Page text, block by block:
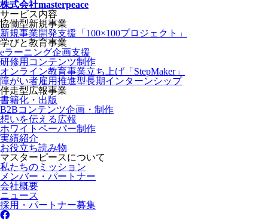
株式会社masterpeace
サービス内容
協働型新規事業
新規事業開発支援「100×100プロジェクト」
学びと教育事業
eラーニング企画支援
研修用コンテンツ制作
オンライン教育事業立ち上げ「StepMaker」
障がい者雇用推進型長期インターンシップ
伴走型広報事業
書籍化・出版
B2Bコンテンツ企画・制作
想いを伝える広報
ホワイトペーパー制作
実績紹介
お役立ち読み物
マスターピースについて
私たちのミッション
メンバー・パートナー
会社概要
ニュース
採用・パートナー募集